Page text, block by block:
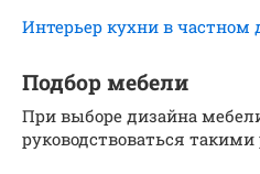
Интерьер кухни в частном
Подбор мебели
При выборе дизайна
руководствоваться